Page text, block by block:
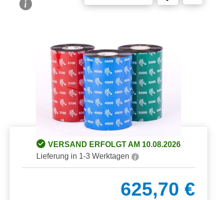
VERSAND ERFOLGT AM 10.08.2026
Lieferung in 1-3 Werktagen
625,70 €